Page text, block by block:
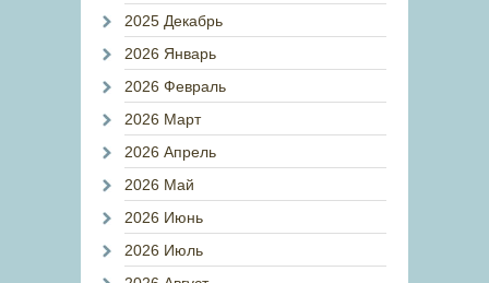
2025 Декабрь
2026 Январь
2026 Февраль
2026 Март
2026 Апрель
2026 Май
2026 Июнь
2026 Июль